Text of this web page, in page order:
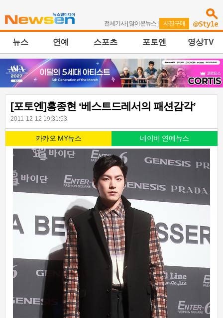
전체기사| 많이본뉴스 | 사진구매
뉴스 연예 스포츠 포토엔 영상TV
[포토엔]홍종현 ‘베스트드레서의 패션감각’
2011-12-12 19:31:53
카카오 MY뉴스 네이버 연예뉴스